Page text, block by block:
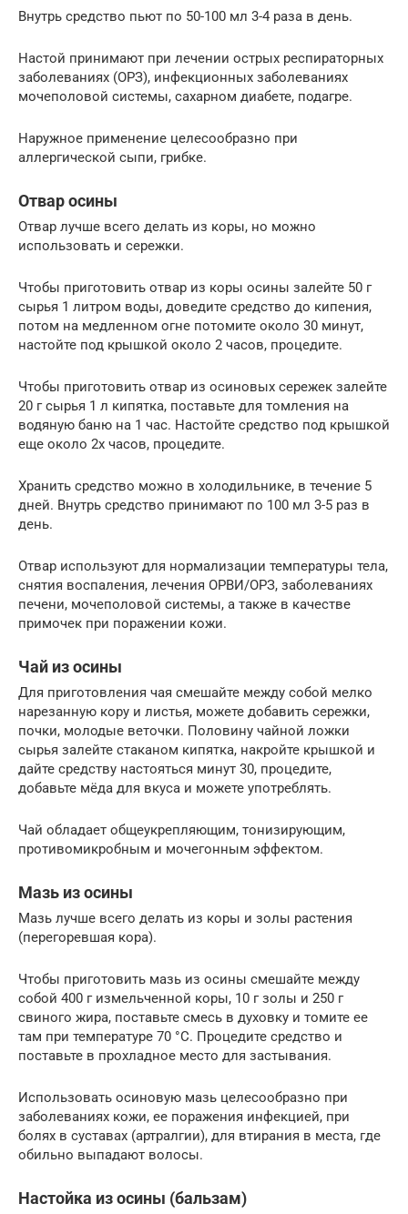
Внутрь средство пьют по 50-100 мл 3-4 раза в день.
Настой принимают при лечении острых респираторных
заболеваниях (ОРЗ), инфекционных заболеваниях
мочеполовой системы, сахарном диабете, подагре.
Наружное применение целесообразно при
аллергической сыпи, грибке.
Отвар осины
Отвар лучше всего делать из коры, но можно
использовать и сережки.
Чтобы приготовить отвар из коры осины залейте 50 г
сырья 1 литром воды, доведите средство до кипения,
потом на медленном огне потомите около 30 минут,
настойте под крышкой около 2 часов, процедите.
Чтобы приготовить отвар из осиновых сережек залейте
20 г сырья 1 л кипятка, поставьте для томления на
водяную баню на 1 час. Настойте средство под крышкой
еще около 2х часов, процедите.
Хранить средство можно в холодильнике, в течение 5
дней. Внутрь средство принимают по 100 мл 3-5 раз в
день.
Отвар используют для нормализации температуры тела,
снятия воспаления, лечения ОРВИ/ОРЗ, заболеваниях
печени, мочеполовой системы, а также в качестве
примочек при поражении кожи.
Чай из осины
Для приготовления чая смешайте между собой мелко
нарезанную кору и листья, можете добавить сережки,
почки, молодые веточки. Половину чайной ложки
сырья залейте стаканом кипятка, накройте крышкой и
дайте средству настояться минут 30, процедите,
добавьте мёда для вкуса и можете употреблять.
Чай обладает общеукрепляющим, тонизирующим,
противомикробным и мочегонным эффектом.
Мазь из осины
Мазь лучше всего делать из коры и золы растения
(перегоревшая кора).
Чтобы приготовить мазь из осины смешайте между
собой 400 г измельченной коры, 10 г золы и 250 г
свиного жира, поставьте смесь в духовку и томите ее
там при температуре 70 °С. Процедите средство и
поставьте в прохладное место для застывания.
Использовать осиновую мазь целесообразно при
заболеваниях кожи, ее поражения инфекцией, при
болях в суставах (артралгии), для втирания в места, где
обильно выпадают волосы.
Настойка из осины (бальзам)